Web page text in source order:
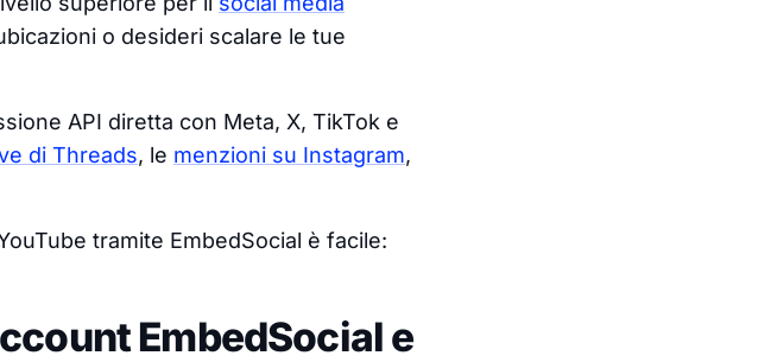
o desideri scalare le tue
API diretta con Meta, X, TikTok e
di Threads, le menzioni su Instagram,
tramite EmbedSocial è facile:
EmbedSocial e